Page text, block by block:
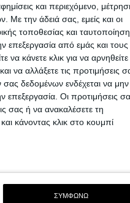
και περιεχόμενο,
Με την άδειά σας, εμείς και οι
τοποθεσίας και
επεξεργασία από εμάς και τους
κάνετε κλικ για να
να αλλάξετε τις προτιμήσεις
δεδομένων ενδέχεται να μην
επεξεργασία. Οι προτιμήσεις
σας ή να ανακαλέσετε τη
κάνοντας κλικ στο κουμπί
ΣΥΜΦΩΝΩ